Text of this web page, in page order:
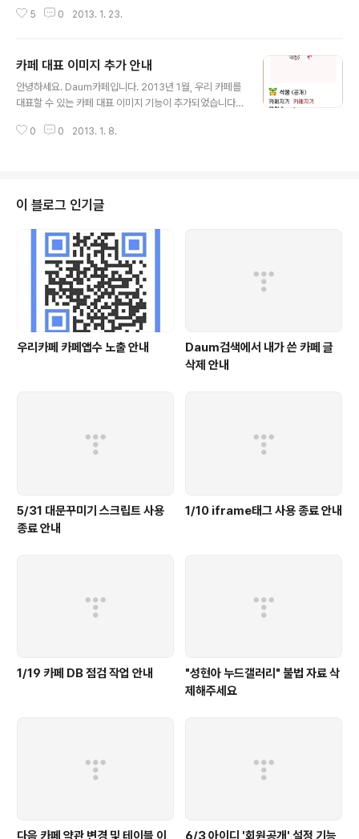
설정 &gt; 원본 이미지 보기 옵션 추가 등이 포함되어 있습
5 0 2013. 1. 23.
카페 대표 이미지 추가 안내
안녕하세요. Daum카페입니다. 2013년 1월, 우리 카페를
대표할 수 있는 카페 대표 이미지 기능이 추가되었습니다.
카페를 표현해보세요. &gt; 카페 대표이미지 추가하기 카
0 0 2013. 1. 8.
이 블로그 인기글
우리카페 카페앱수 노출 안내
Daum검색에서 내가 쓴 카페 글
삭제 안내
5/31 대문꾸미기 스크립트 사용
종료 안내
1/10 iframe태그 사용 종료 안내
1/19 카페 DB 점검 작업 안내
"성현아 누드갤러리" 불법 자료 삭
제해주세요